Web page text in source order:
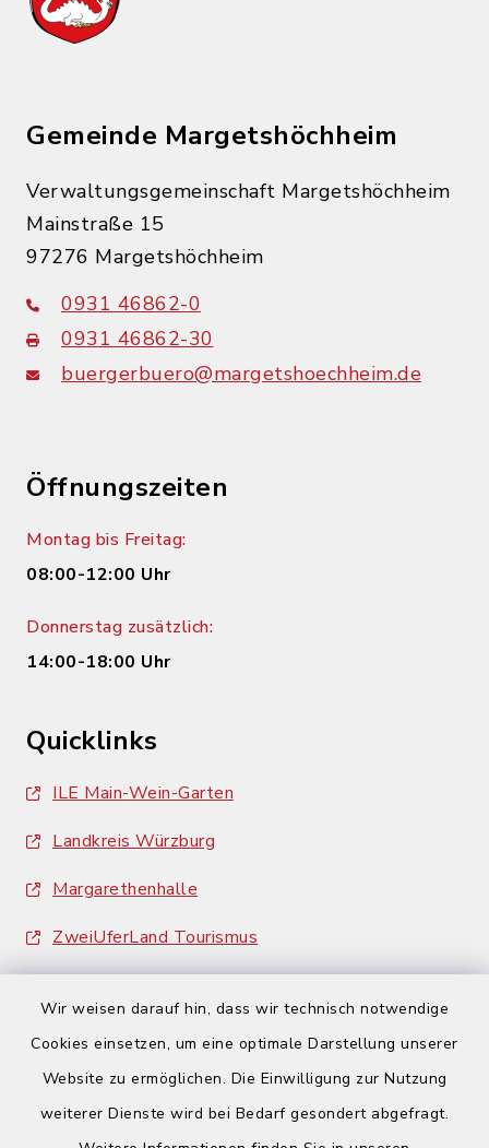
Wir weisen darauf hin, dass wir technisch notwendige
Cookies einsetzen, um eine optimale Darstellung unserer
Website zu ermöglichen. Die Einwilligung zur Nutzung
weiterer Dienste wird bei Bedarf gesondert abgefragt.
Gemeinde Margetshöchheim
Verwaltungsgemeinschaft Margetshöchheim
Mainstraße 15
97276 Margetshöchheim
0931 46862-0
0931 46862-30
buergerbuero@margetshoechheim.de
Öffnungszeiten
Montag bis Freitag:
08:00-12:00 Uhr
Donnerstag zusätzlich:
14:00-18:00 Uhr
Quicklinks
ILE Main-Wein-Garten
Landkreis Würzburg
Margarethenhalle
ZweiUferLand Tourismus